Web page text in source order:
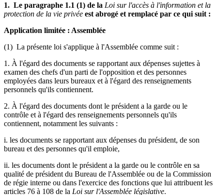
1. Le paragraphe 1.1 (1) de la Loi sur l'accès à l'information et la
protection de la vie privée est abrogé et remplacé par ce qui suit :
Application limitée : Assemblée
(1) La présente loi s'applique à l'Assemblée comme suit :
1. À l'égard des documents se rapportant aux dépenses sujettes à
examen des chefs d'un parti de l'opposition et des personnes
employées dans leurs bureaux et à l'égard des renseignements
personnels qu'ils contiennent.
2. À l'égard des documents dont le président a la garde ou le
contrôle et à l'égard des renseignements personnels qu'ils
contiennent, notamment les suivants :
i. les documents se rapportant aux dépenses du président, de son
bureau et des personnes qu'il emploie,
ii. les documents dont le président a la garde ou le contrôle en sa
qualité de président du Bureau de l'Assemblée ou de la Commission
de régie interne ou dans l'exercice des fonctions que lui attribuent les
articles 76 à 108 de la Loi sur l'Assemblée législative.